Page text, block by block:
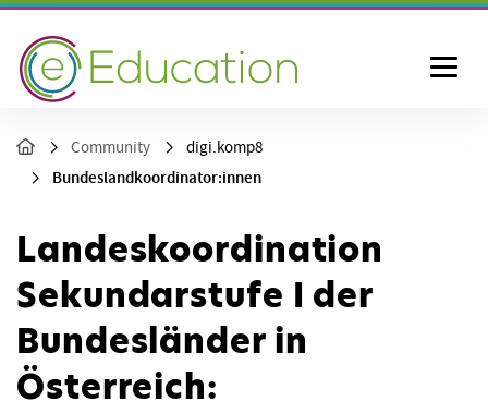
Community digi.komp8
Bundeslandkoordinator:innen
Landeskoordination
Sekundarstufe I der
Bundesländer in
Österreich: